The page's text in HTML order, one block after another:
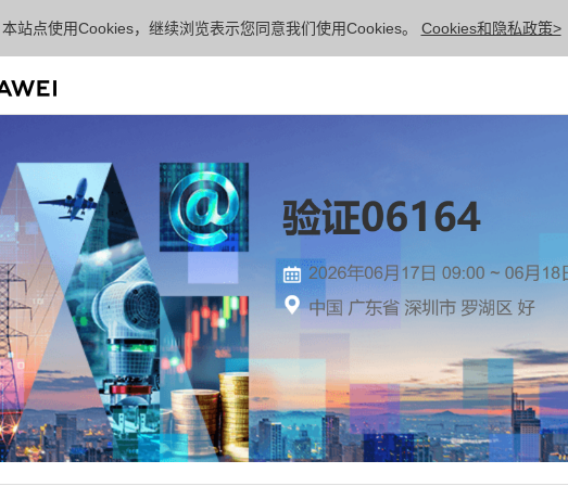
本站点使用Cookies，继续浏览表示您同意我们使用Cookies。 Cookies和隐私政策>